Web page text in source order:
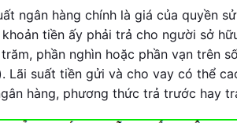
ngân hàng chính là giá của quyền
tiền ấy phải trả cho người sở
phần nghìn hoặc phần vạn trên
Lãi suất tiền gửi và cho vay có thể
hàng, phương thức trả trước hay